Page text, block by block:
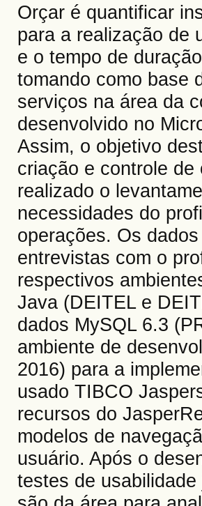
Orçar é quantificar
para a realização de
e o tempo de
tomando como base
serviços na área da
desenvolvido no
Assim, o objetivo
criação e controle
realizado o
necessidades do
operações. Os
entrevistas com o
respectivos
Java (DEITEL e
dados MySQL 6.3
ambiente de
2016) para a
usado TIBCO
recursos do
modelos de
usuário. Após o
testes de